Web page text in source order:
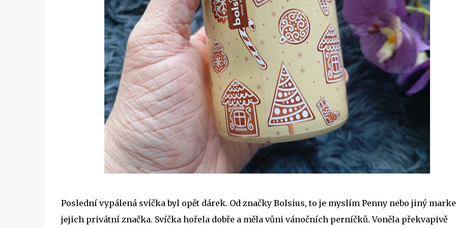
Poslední vypálená svíčka byl opět dárek. Od značky Bolsius, to je myslím Penny nebo jiný
jejich privátní značka. Svíčka hořela dobře a měla vůni vánočních perníčků. Voněla překvapivě